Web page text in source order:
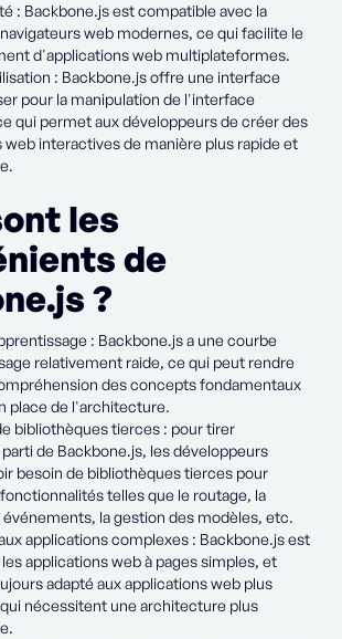
: Backbone.js est compatible avec la
web modernes, ce qui facilite le
d'applications web multiplateformes.
: Backbone.js offre une interface
pour la manipulation de l'interface
qui permet aux développeurs de créer des
web interactives de manière plus rapide et
les
de
?
: Backbone.js a une courbe
relativement raide, ce qui peut rendre
des concepts fondamentaux
place de l'architecture.
bibliothèques tierces : pour tirer
de Backbone.js, les développeurs
besoin de bibliothèques tierces pour
telles que le routage, la
la gestion des modèles, etc.
applications complexes : Backbone.js est
applications web à pages simples, et
adapté aux applications web plus
nécessitent une architecture plus